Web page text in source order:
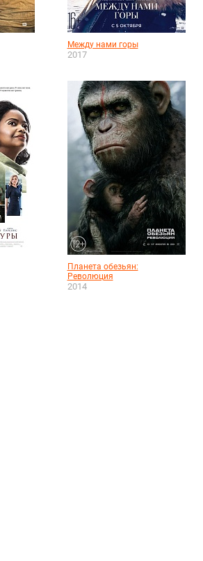
Между нами горы
2017
Планета обезьян:
Революция
2014